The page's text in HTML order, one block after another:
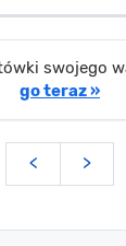
swojego
go teraz »
< >